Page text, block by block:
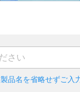
製品名を省略せずご入